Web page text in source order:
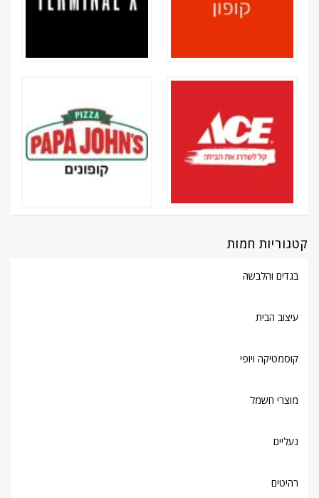
קטגוריות חמות
בגדים והלבשה
עיצוב הבית
קוסמטיקה ויופי
מוצרי חשמל
נעליים
רהיטים